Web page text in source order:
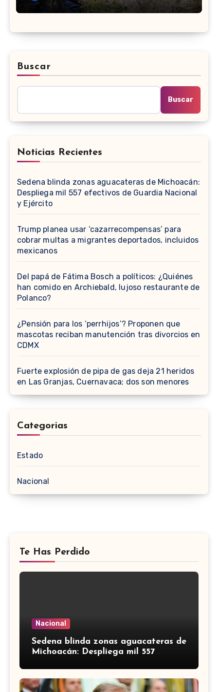
Buscar
Buscar
Noticias Recientes
Sedena blinda zonas aguacateras de Michoacán:
Despliega mil 557 efectivos de Guardia Nacional
y Ejército
Trump planea usar ‘cazarrecompensas’ para
cobrar multas a migrantes deportados, incluidos
mexicanos
⁠Del papá de Fátima Bosch a políticos: ¿Quiénes
han comido en Archiebald, lujoso restaurante de
Polanco?
¿Pensión para los ‘perrhijos’? Proponen que
mascotas reciban manutención tras divorcios en
CDMX
Fuerte explosión de pipa de gas deja 21 heridos
en Las Granjas, Cuernavaca; dos son menores
Categorias
Estado
Nacional
Te Has Perdido
Nacional
Sedena blinda zonas aguacateras de
Michoacán: Despliega mil 557
Ejército